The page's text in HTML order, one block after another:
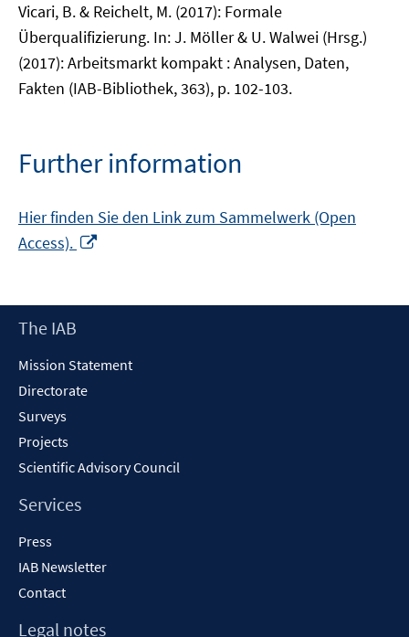
Vicari, B. & Reichelt, M. (2017): Formale
Überqualifizierung. In: J. Möller & U. Walwei (Hrsg.)
(2017): Arbeitsmarkt kompakt : Analysen, Daten,
Fakten (IAB-Bibliothek, 363), p. 102-103.
Further information
Hier finden Sie den Link zum Sammelwerk (Open
Access).
new
Footer
The IAB
Mission Statement
Directorate
Surveys
Projects
Scientific Advisory Council
Services
Press
IAB Newsletter
Contact
Legal notes